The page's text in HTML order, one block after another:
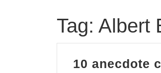
Tag: Albert
10 anecdote